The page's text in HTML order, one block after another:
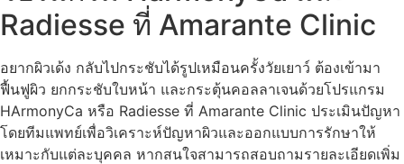
Radiesse ที่ Amarante Clinic
อยากผิวเด้ง กลับไปกระชับได้รูปเหมือนครั้งวัยเยาว์ ต้องเข้ามา
ฟื้นฟูผิว ยกกระชับใบหน้า และกระตุ้นคอลลาเจนด้วยโปรแกรม
HArmonyCa หรือ Radiesse ที่ Amarante Clinic ประเมินปัญหา
โดยทีมแพทย์เพื่อวิเคราะห์ปัญหาผิวและออกแบบการรักษาให้
เหมาะกับแต่ละบุคคล หากสนใจสามารถสอบถามรายละเอียดเพิ่ม